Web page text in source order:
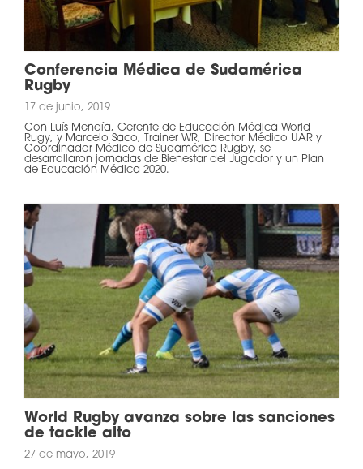
Conferencia Médica de Sudamérica
Rugby
17 de junio, 2019
Con Luís Mendía, Gerente de Educación Médica World
Rugy, y Marcelo Saco, Trainer WR, Director Médico UAR y
Coordinador Médico de Sudamérica Rugby, se
desarrollaron jornadas de Bienestar del Jugador y un Plan
de Educación Médica 2020.
World Rugby avanza sobre las sanciones
de tackle alto
27 de mayo, 2019